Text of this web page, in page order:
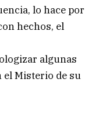
lo hace por
hechos, el
algunas
el Misterio de su